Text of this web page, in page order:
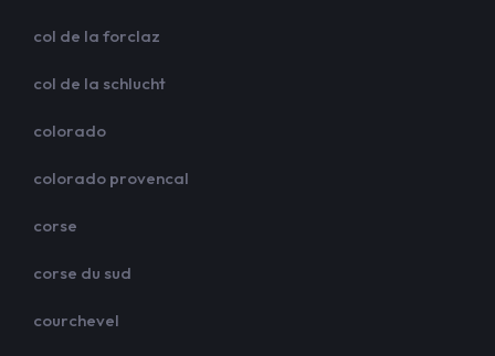
col de la forclaz
col de la schlucht
colorado
colorado provencal
corse
corse du sud
courchevel